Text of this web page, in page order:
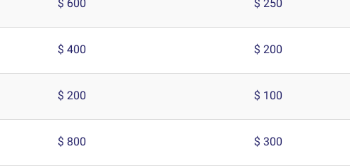
250 $
600 $
200 $
400 $
100 $
200 $
300 $
800 $